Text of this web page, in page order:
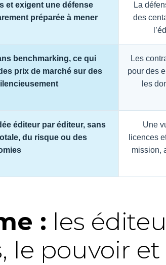
et exigent une défense
préparée à mener
La
des
benchmarking, ce qui
prix de marché sur des
Les
pour des
les
éditeur par éditeur, sans
du risque ou des
Une
licences
mission,
: les
le pouvoir